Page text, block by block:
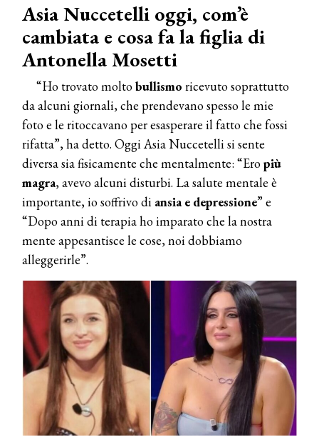
Asia Nuccetelli oggi, com’è
cambiata e cosa fa la figlia di
Antonella Mosetti
“Ho trovato moltobullismo ricevuto soprattutto
da alcuni giornali, che prendevano spesso le mie
foto e le ritoccavano per esasperare il fatto che fossi
rifatta”, ha detto. Oggi Asia Nuccetelli si sente
diversa sia fisicamente che mentalmente: “Eropiù
magra, avevo alcuni disturbi. La salute mentale è
importante, io soffrivo di ansia e depressione” e
“Dopo anni di terapia ho imparato che la nostra
mente appesantisce le cose, noi dobbiamo
alleggerirle”.